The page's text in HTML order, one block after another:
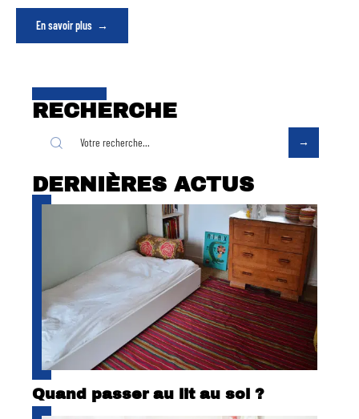
En savoir plus
RECHERCHE
DERNIÈRES ACTUS
Quand passer au lit au sol ?